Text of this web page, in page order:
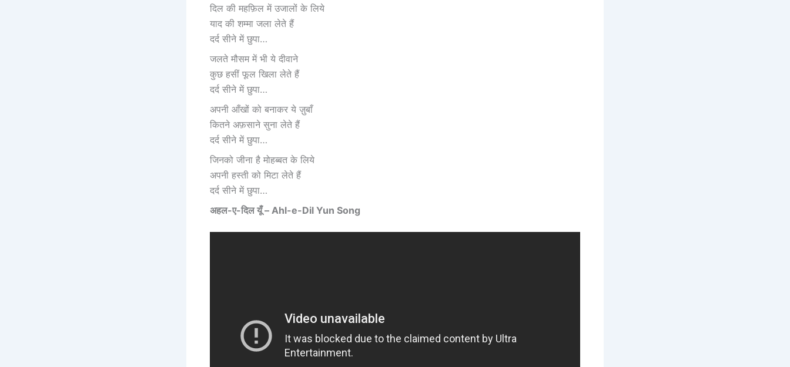
दिल की महफ़िल में उजालों के लिये
याद की शम्मा जला लेते हैं
दर्द सीने में छुपा…
जलते मौसम में भी ये दीवाने
कुछ हसीं फूल खिला लेते हैं
दर्द सीने में छुपा…
अपनी आँखों को बनाकर ये ज़ुबाँ
कितने अफ़साने सुना लेते हैं
दर्द सीने में छुपा…
जिनको जीना है मोहब्बत के लिये
अपनी हस्ती को मिटा लेते हैं
दर्द सीने में छुपा…
अहल-ए-दिल यूँ – Ahl-e-Dil Yun Song